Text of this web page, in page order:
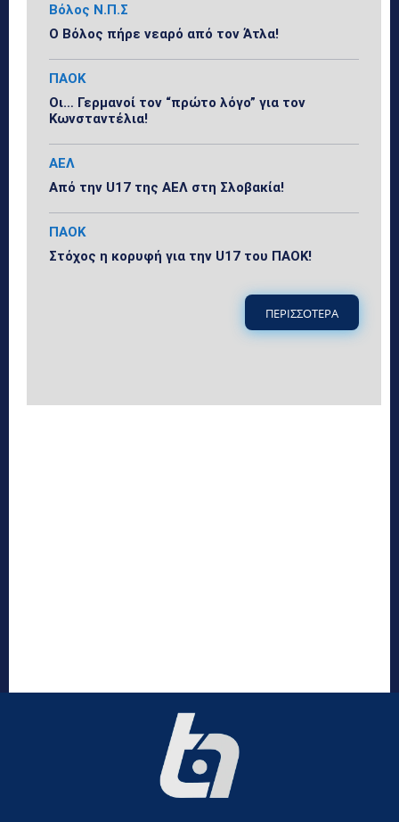
Βόλος Ν.Π.Σ
Ο Βόλος πήρε νεαρό από τον Άτλα!
ΠΑΟΚ
Οι… Γερμανοί τον “πρώτο λόγο” για τον
Κωνσταντέλια!
ΑΕΛ
Από την U17 της ΑΕΛ στη Σλοβακία!
ΠΑΟΚ
Στόχος η κορυφή για την U17 του ΠΑΟΚ!
ΠΕΡΙΣΣΟΤΕΡΑ